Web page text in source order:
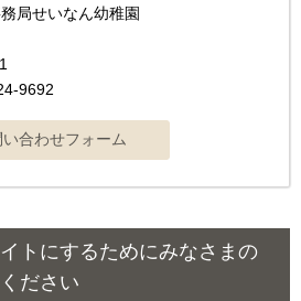
局せいなん幼稚園
9692
トにするためにみなさまの
ださい